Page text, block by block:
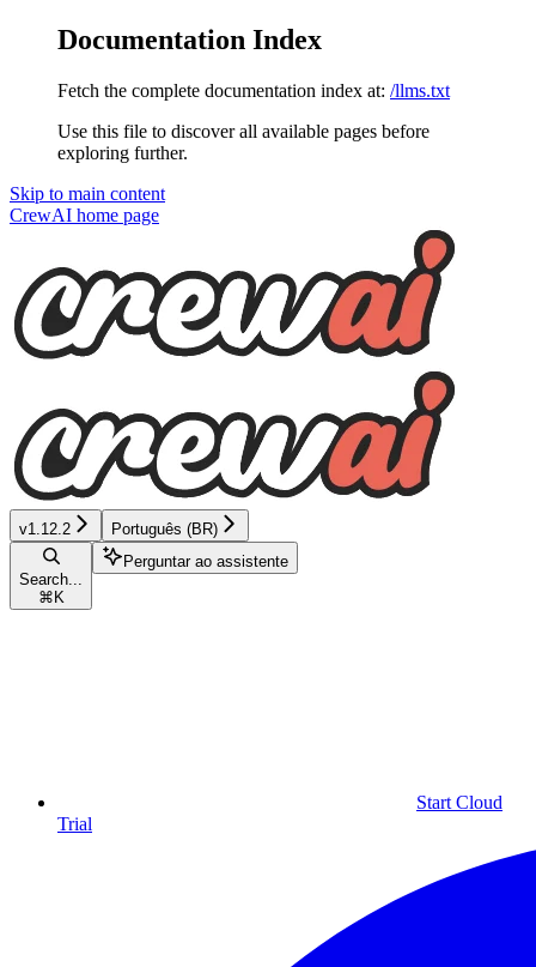
Documentation Index
Fetch the complete documentation index at: /llms.txt
Use this file to discover all available pages before
exploring further.
Skip to main content
CrewAI home page
v1.12.2 Português (BR)
Search...
⌘ K
Perguntar ao assistente
Start Cloud
Trial